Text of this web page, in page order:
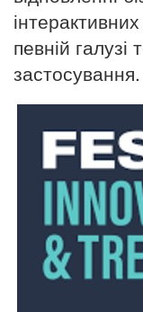
певній галузі
застосування.